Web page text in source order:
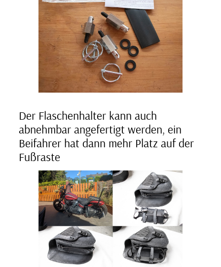
Der Flaschenhalter kann auch
abnehmbar angefertigt werden, ein
Beifahrer hat dann mehr Platz auf der
Fußraste